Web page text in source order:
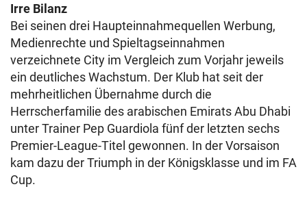
Irre Bilanz
Bei seinen drei Haupteinnahmequellen Werbung,
Medienrechte und Spieltagseinnahmen
verzeichnete City im Vergleich zum Vorjahr jeweils
ein deutliches Wachstum. Der Klub hat seit der
mehrheitlichen Übernahme durch die
Herrscherfamilie des arabischen Emirats Abu Dhabi
unter Trainer Pep Guardiola fünf der letzten sechs
Premier-League-Titel gewonnen. In der Vorsaison
kam dazu der Triumph in der Königsklasse und im FA
Cup.